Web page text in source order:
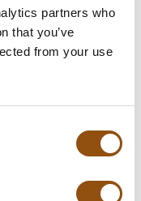
partners who
that you’ve
from your use